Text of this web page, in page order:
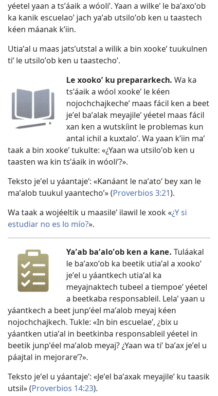
yéetel yaan a tsʼáaik a wóoliʼ. Yaan a wilkeʼ le baʼaxoʼob
ka kanik escuelaoʼ jach yaʼab utsiloʼob ken u taastech
kéen máanak kʼiin.
Utiaʼal u maas jatsʼutstal a wilik a bin xookeʼ tuukulnen
tiʼ le utsiloʼob ken u taastechoʼ.
Le xookoʼ ku prepararkech. Wa ka
tsʼáaik a wóol xookeʼ le kéen
nojochchajkecheʼ maas fácil ken a beet
jeʼel baʼalak meyajileʼ yéetel maas fácil
xan ken a wutskíint le problemas kun
antal ichil a kuxtaloʼ. Wa yaan kʼiin maʼ
taak a bin xookeʼ tukulte: «¿Yaan wa utsiloʼob ken u
taasten wa kin tsʼáaik in wóoliʼ?».
Teksto jeʼel u yáantajeʼ: «Kanáant le naʼatoʼ bey xan le
maʼalob tuukul yaantechoʼ» (Proverbios 3:21).
Wa taak a wojéeltik u maasileʼ ilawil le xook «¿Y si
estudiar no es lo mío?».
Yaʼab baʼaloʼob ken a kane. Tuláakal
le baʼaxoʼob ka beetik utiaʼal a xookoʼ
jeʼel u yáantkech utiaʼal ka
meyajnaktech tubeel a tiempoeʼ yéetel
a beetkaba responsableil. Lelaʼ yaan u
yáantkech a beet junpʼéel maʼalob meyaj kéen
nojochchajkech. Tukle: «In bin escuelaeʼ, ¿bix u
yáantken utiaʼal in beetkinba responsableil yéetel in
beetik junpʼéel maʼalob meyaj? ¿Yaan wa tiʼ baʼax jeʼel u
páajtal in mejorareʼ?».
Teksto jeʼel u yáantajeʼ: «Jeʼel baʼaxak meyajileʼ ku taasik
utsil» (Proverbios 14:23).